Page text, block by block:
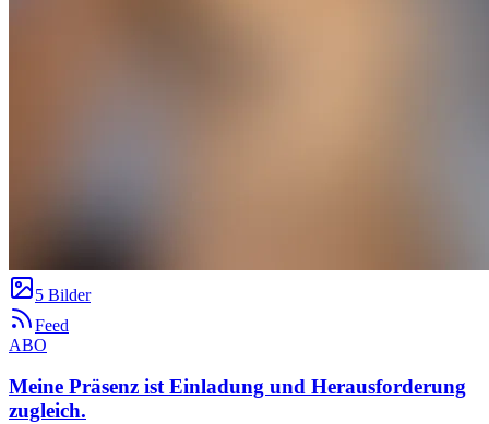
5 Bilder
Feed
ABO
Meine Präsenz ist Einladung und Herausforderung
zugleich.